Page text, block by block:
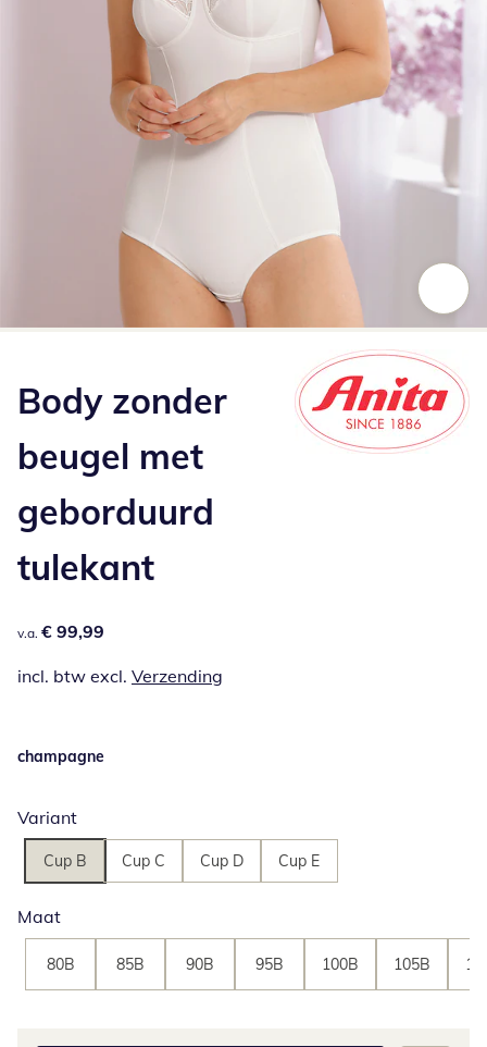
Body zonder
beugel met
geborduurd
tulekant
€ 99,99
v.a. € 99,99
incl. btw excl. Verzending
champagne
Variant
Cup B Cup C Cup D Cup E
Maat
80B 85B 90B 95B 100B 105B